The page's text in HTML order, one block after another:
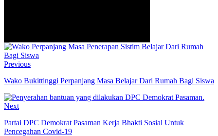
Previous
Wako Bukittinggi Perpanjang Masa Belajar Dari Rumah Bagi Siswa
Next
Partai DPC Demokrat Pasaman Kerja Bhakti Sosial Untuk
Pencegahan Covid-19